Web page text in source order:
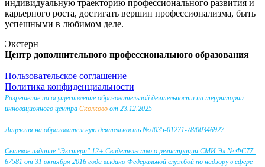
индивидуальную траекторию профессионального развития и
карьерного роста, достигать вершин профессионализма, быть
успешными в любимом деле.
Экстерн
Центр дополнительного профессионального образования
Пользовательское соглашение
Политика конфиденциальности
Разрешение на осуществление образовательной деятельности на территории
инновационного центра Сколково от 23.12.2025
Лицензия на образовательную деятельность №Л035-01271-78/00346927
Сетевое издание "Экстерн" 12+ Свидетельство о регистрации СМИ Эл № ФС77-
67581 от 31 октября 2016 года выдано Федеральной службой по надзору в сфере